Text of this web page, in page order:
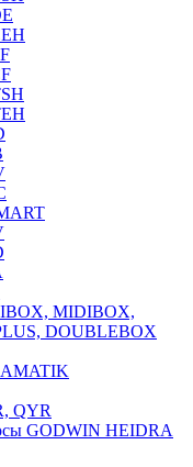
MIDIBOX,
DOUBLEBOX
QYR
GODWIN HEIDRA